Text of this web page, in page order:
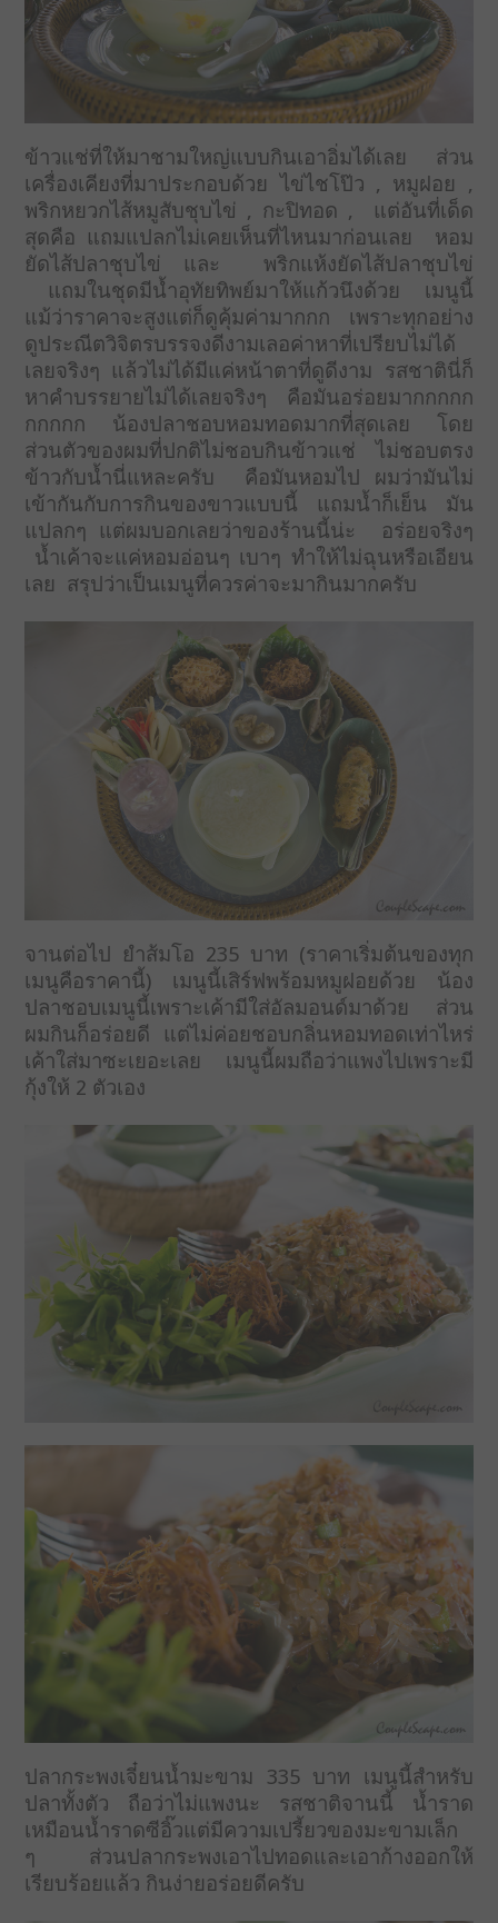
ข้าวแช่ที่ให้มาชามใหญ่แบบกินเอาอิ่มได้เลย ส่วน
เครื่องเคียงที่มาประกอบด้วย ไข่ไชโป๊ว , หมูฝอย ,
พริกหยวกไส้หมูสับชุบไข่ , กะปิทอด , แต่อันที่เด็ด
สุดคือ แถมแปลกไม่เคยเห็นที่ไหนมาก่อนเลย หอม
ยัดไส้ปลาชุบไข่ และ พริกแห้งยัดไส้ปลาชุบไข่
แถมในชุดมีน้ำอุทัยทิพย์มาให้แก้วนึงด้วย เมนูนี้
แม้ว่าราคาจะสูงแต่ก็ดูคุ้มค่ามากกก เพราะทุกอย่าง
ดูประณีตวิจิตรบรรจงดีงามเลอค่าหาที่เปรียบไม่ได้
เลยจริงๆ แล้วไม่ได้มีแค่หน้าตาที่ดูดีงาม รสชาตินี่ก็
หาคำบรรยายไม่ได้เลยจริงๆ คือมันอร่อยมากกกกก
กกกกก น้องปลาชอบหอมทอดมากที่สุดเลย โดย
ส่วนตัวของผมที่ปกติไม่ชอบกินข้าวแช่ ไม่ชอบตรง
ข้าวกับน้ำนี่แหละครับ คือมันหอมไป ผมว่ามันไม่
เข้ากันกับการกินของขาวแบบนี้ แถมน้ำก็เย็น มัน
แปลกๆ แต่ผมบอกเลยว่าของร้านนี้น่ะ อร่อยจริงๆ
น้ำเค้าจะแค่หอมอ่อนๆ เบาๆ ทำให้ไม่ฉุนหรือเอียน
เลย สรุปว่าเป็นเมนูที่ควรค่าจะมากินมากครับ
จานต่อไป ยำส้มโอ 235 บาท (ราคาเริ่มต้นของทุก
เมนูคือราคานี้) เมนูนี้เสิร์ฟพร้อมหมูฝอยด้วย น้อง
ปลาชอบเมนูนี้เพราะเค้ามีใส่อัลมอนด์มาด้วย ส่วน
ผมกินก็อร่อยดี แต่ไม่ค่อยชอบกลิ่นหอมทอดเท่าไหร่
เค้าใส่มาซะเยอะเลย เมนูนี้ผมถือว่าแพงไปเพราะมี
กุ้งให้ 2 ตัวเอง
ปลากระพงเจี๋ยนน้ำมะขาม 335 บาท เมนูนี้สำหรับ
ปลาทั้งตัว ถือว่าไม่แพงนะ รสชาติจานนี้ น้ำราด
เหมือนน้ำราดซีอิ๊วแต่มีความเปรี้ยวของมะขามเล็ก
ๆ ส่วนปลากระพงเอาไปทอดและเอาก้างออกให้
เรียบร้อยแล้ว กินง่ายอร่อยดีครับ